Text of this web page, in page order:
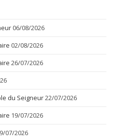
06/08/2026
02/08/2026
26/07/2026
du Seigneur22/07/2026
19/07/2026
07/2026